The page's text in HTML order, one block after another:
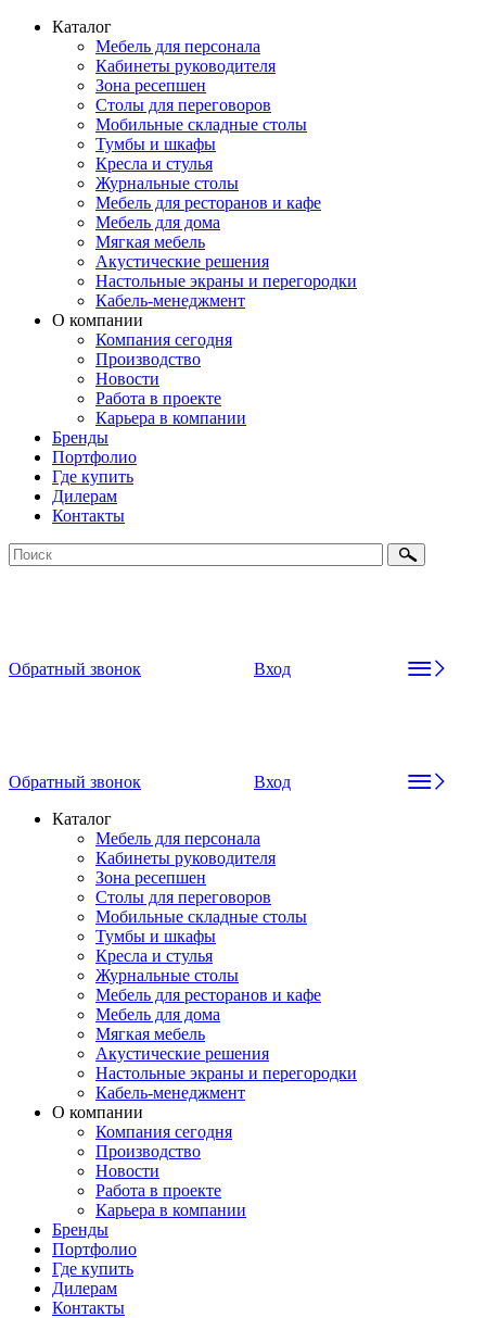
Каталог
Мебель для персонала
Кабинеты руководителя
Зона ресепшен
Столы для переговоров
Мобильные складные столы
Тумбы и шкафы
Кресла и стулья
Журнальные столы
Мебель для ресторанов и кафе
Мебель для дома
Мягкая мебель
Акустические решения
Настольные экраны и перегородки
Кабель-менеджмент
О компании
Компания сегодня
Производство
Новости
Работа в проекте
Карьера в компании
Бренды
Портфолио
Где купить
Дилерам
Контакты
Обратный звонок Вход
Обратный звонок
Вход
Каталог
Мебель для персонала
Кабинеты руководителя
Зона ресепшен
Столы для переговоров
Мобильные складные столы
Тумбы и шкафы
Кресла и стулья
Журнальные столы
Мебель для ресторанов и кафе
Мебель для дома
Мягкая мебель
Акустические решения
Настольные экраны и перегородки
Кабель-менеджмент
О компании
Компания сегодня
Производство
Новости
Работа в проекте
Карьера в компании
Бренды
Портфолио
Где купить
Дилерам
Контакты